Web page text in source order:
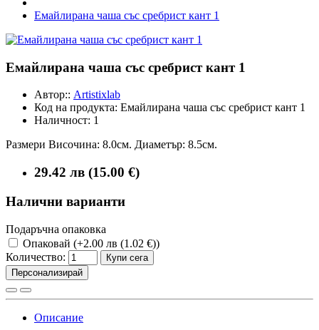
Емайлирана чаша със сребрист кант 1
Емайлирана чаша със сребрист кант 1
Автор:: Artistixlab
Код на продукта: Емайлирана чаша със сребрист кант 1
Наличност: 1
Размери Височина: 8.0см. Диаметър: 8.5см.
29.42 лв (15.00 €)
Налични варианти
Подаръчна опаковка
Опаковай (+2.00 лв (1.02 €))
Количество:
Купи сега
Персонализирай
Описание